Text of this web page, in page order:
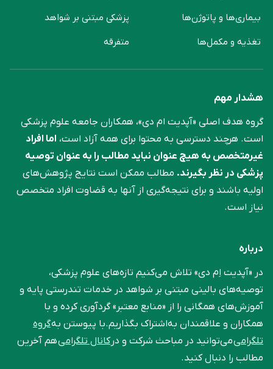
بیماری‌ها و پاتوژن‌ها
تغذیه و مکمل‌ها
پزشکی مبتنی بر شواهد
متفرقه
هشدار مهم
گروه هدف اصلی «آپدیت ام دی»، همکاران جامعه علوم ‌پزشکی
است. هرچند دسترسی به محتوا برای همه آزاد است، اما افراد
غیرمتخصص به هیچ عنوان نباید مطالب را به عنوان توصیه
پزشکی در نظر بگیرند. مطالب ممکن است نتایج پژوهش‌های
اولیه باشند و برای نتیجه‌گیری از آنها به قضاوت افراد متخصص
نیاز است.
درباره
در «آپدیت اِم دی» تلاش می‌کنیم تازه‌های علوم پزشکی،
توصیه‌های بالینی مبتنی بر شواهد در خدمات تندرستی پایه و
آموزش‌های همگانی را از «منابع معتبر» گردآوری کرده و با
همکاران و علاقمندان به‌اشتراک بگذاریم.با پیوستن بهگروه
تلگرامیمی‌توانید در مباحث شرکت و درکانال تلگرامیهم آخرین
مطالب را دنبال کنید.